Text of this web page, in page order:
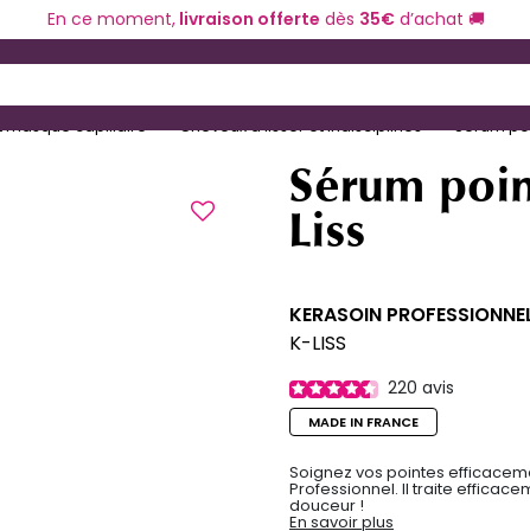
En ce moment,livraison offerte dès 35€d’achat 🚚
masque capillaire Cheveux à lisser et indisciplinés Sérum
Sérum
Liss
KERASOIN
K-LISS
220 avis
MADE IN FRANCE
Soignez vos pointes
Professionnel. Il traite
douceur !
En savoir plus